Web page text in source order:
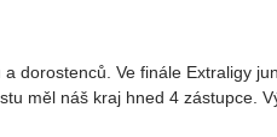
dorostenců. Ve finále Extraligy
měl náš kraj hned 4 zástupce.